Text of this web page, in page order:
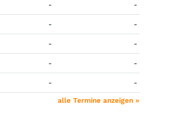
- -
- -
- -
- -
- -
alle Termine anzeigen »